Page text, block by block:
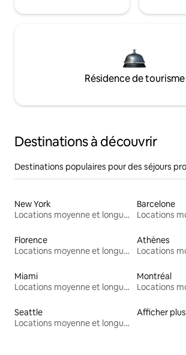
Résidence de tourisme
Destinations à découvrir
Destinations populaires pour des séjours
New York
Locations moyenne et longue durée
Barcelone
Florence
Locations moyenne et longue durée
Athènes
Miami
Locations moyenne et longue durée
Montréal
Seattle
Locations moyenne et longue durée
Afficher plus